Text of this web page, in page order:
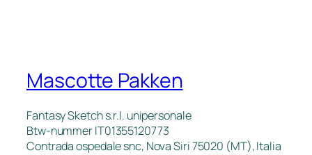
Mascotte Pakken
Fantasy Sketch s.r.l. unipersonale
Btw-nummer IT01355120773
Contrada ospedale snc, Nova Siri 75020 (MT), Italia